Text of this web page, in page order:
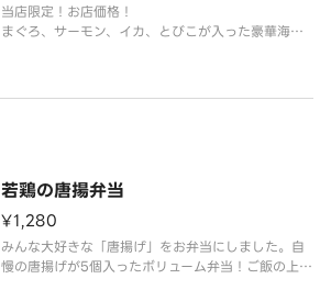
当店限定！お店価格！
まぐろ、サーモン、イカ、とびこが入った豪華海鮮
若鶏の唐揚弁当
¥1,280
みんな大好きな「唐揚げ」をお弁当にしました。自
慢の唐揚げが5個入ったボリューム弁当！ご飯の上に